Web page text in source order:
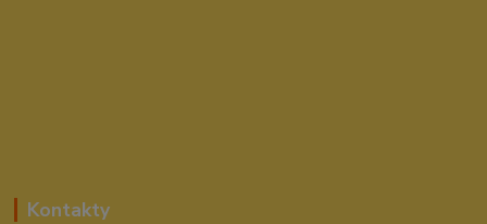
Kontakty